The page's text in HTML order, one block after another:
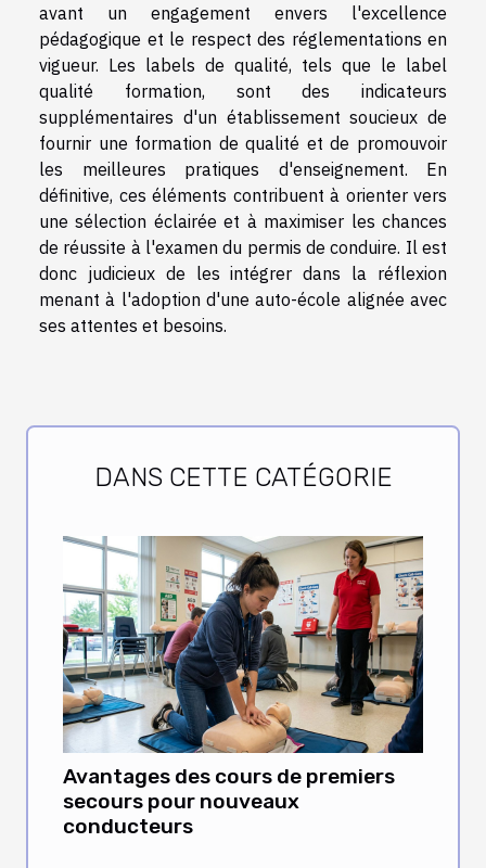
avant un engagement envers l'excellence
pédagogique et le respect des réglementations en
vigueur. Les labels de qualité, tels que le label
qualité formation, sont des indicateurs
supplémentaires d'un établissement soucieux de
fournir une formation de qualité et de promouvoir
les meilleures pratiques d'enseignement. En
définitive, ces éléments contribuent à orienter vers
une sélection éclairée et à maximiser les chances
de réussite à l'examen du permis de conduire. Il est
donc judicieux de les intégrer dans la réflexion
menant à l'adoption d'une auto-école alignée avec
ses attentes et besoins.
DANS CETTE CATÉGORIE
Avantages des cours de premiers
secours pour nouveaux
conducteurs